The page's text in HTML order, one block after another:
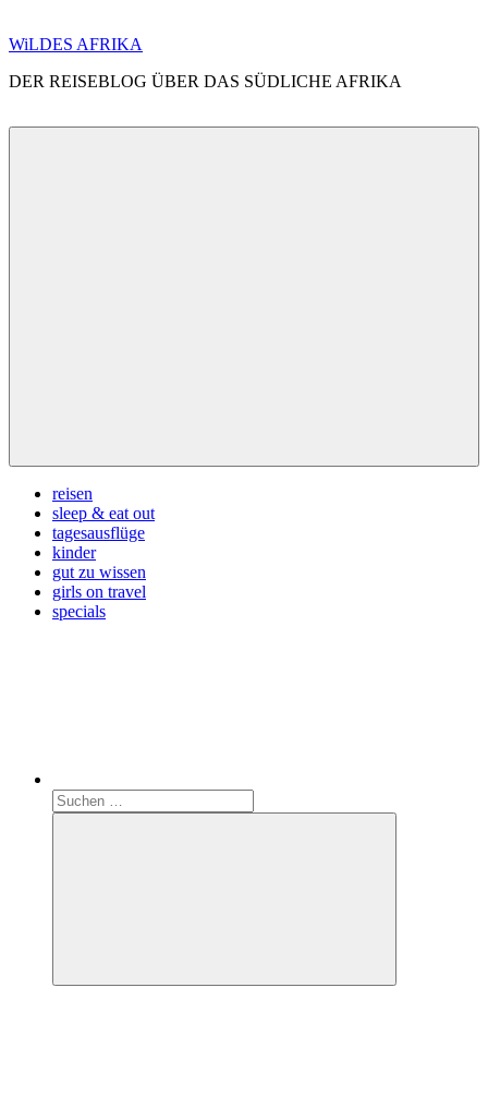
Zum
springen
WiLDES AFRIKA
DER REISEBLOG ÜBER DAS SÜDLICHE AFRIKA
reisen
sleep & eat out
tagesausflüge
kinder
gut zu wissen
girls on travel
specials
Suchen
nach:
Suchen